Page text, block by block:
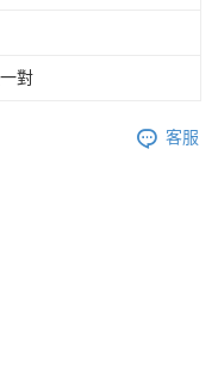
對
客服